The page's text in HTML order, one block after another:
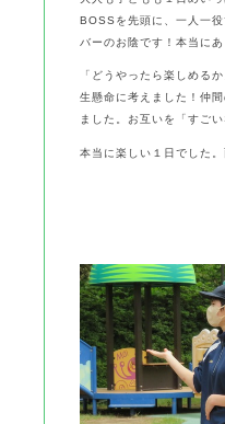
BOSSを先頭に、一人一
バーのお陰です！本当にあ
「どうやったら楽しめる
生懸命に考えました！仲
ました。お互いを「すご
本当に楽しい１日でした